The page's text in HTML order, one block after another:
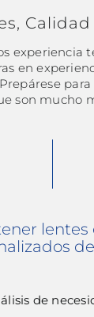
experiencia
en
son mucho
lentes
de
de